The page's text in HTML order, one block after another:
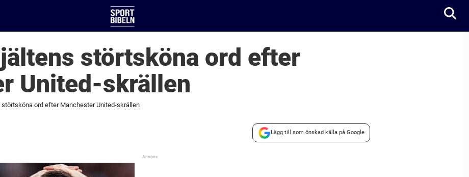
störtsköna ord efter
United-skrällen
ord efter Manchester United-skrällen
Lägg till som önskad källa på Google